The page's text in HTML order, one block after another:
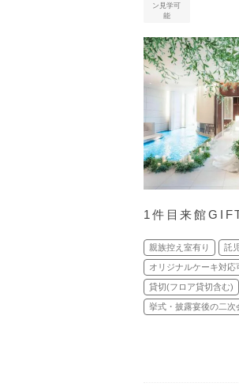
ン見学可
能
1件目来館
親族控え室有り 託
オリジナルケーキ対応
貸切(フロア貸切含む)
挙式・披露宴後の二次